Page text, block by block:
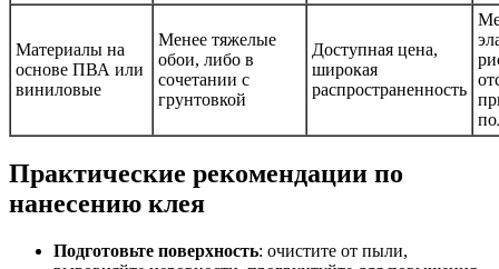
Материалы на
основе ПВА или
виниловые
Менее тяжелые
обои, либо в
сочетании с
грунтовкой
Доступная цена,
широкая
распространенность
Практические рекомендации по
нанесению клея
Подготовьте поверхность: очистите от пыли,